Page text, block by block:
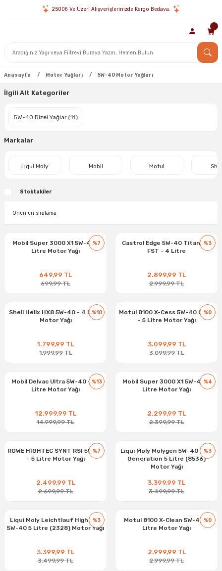
2500₺ Ve Üzeri Alışverişlerinizde Kargo Bedava.
Anasayfa Motor Yağları 5W-40 Motor Yağları
İlgili Alt Kategoriler
5W-40 Dizel Yağlar (11)
Markalar
Liqui Moly Mobil Motul
Stoktakiler
%7
Mobil Super 3000 X1 5W-40 1
Litre Motor Yağı
649,99 TL
699,99 TL
%3
Castrol Edge 5W-40 Titanium
FST - 4 Litre
2.899,99 TL
2.999,99 TL
%10
Shell Helix HX8 5W-40 - 4 Litre
Motor Yağı
1.799,99 TL
1.999,99 TL
%0
Motul 8100 X-Cess 5W-40 GEN2
- 5 Litre Motor Yağı
3.099,99 TL
3.099,99 TL
%13
Mobil Delvac Ultra 5W-40 - 20
Litre Motor Yağı
12.999,99 TL
14.999,99 TL
%4
Mobil Super 3000 X1 5W-40 4
Litre Motor Yağı
2.299,99 TL
2.399,99 TL
%7
ROWE HIGHTEC SYNT RSI 5W-40
- 5 Litre Motor Yağı
2.499,99 TL
2.699,99 TL
%3
Liqui Moly Molygen 5W-40 New
Generation 5 Litre (8536)
Motor Yağı
3.399,99 TL
3.499,99 TL
%3
Liqui Moly Leichtlauf High Tec
5W-40 5 Litre (2328) Motor Yağı
3.399,99 TL
3.499,99 TL
%0
Motul 8100 X-Clean 5W-40 4
Litre Motor Yağı
2.999,99 TL
2.999,99 TL